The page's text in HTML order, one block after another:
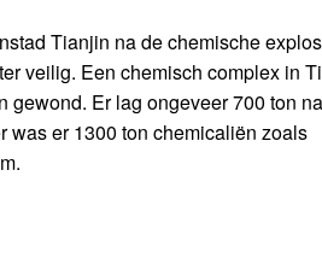
Tianjin na de chemische
veilig. Een chemisch complex in
Er lag ongeveer 700 ton
was er 1300 ton chemicaliën zoals